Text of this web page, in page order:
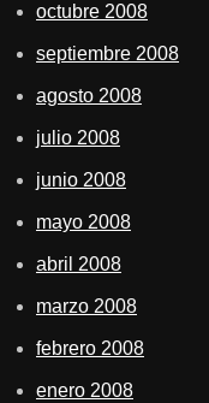
octubre 2008
septiembre 2008
agosto 2008
julio 2008
junio 2008
mayo 2008
abril 2008
marzo 2008
febrero 2008
enero 2008